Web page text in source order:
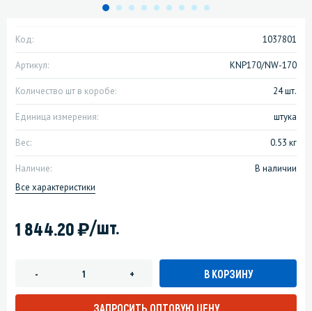
Код: 1037801
Артикул: KNP170/NW-170
Количество шт в коробе: 24 шт.
Единица измерения: штука
Вес: 0.53 кг
Наличие:
В наличии
Все характеристики
1 844.20)/шт.
- + В КОРЗИНУ
ЗАПРОСИТЬ ОПТОВУЮ ЦЕНУ